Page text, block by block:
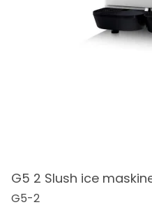
G5 2 Slush ice
G5-2